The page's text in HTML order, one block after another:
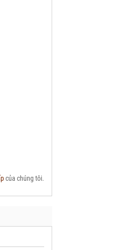
của chúng tôi.